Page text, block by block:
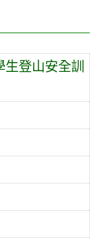
登山安全訓